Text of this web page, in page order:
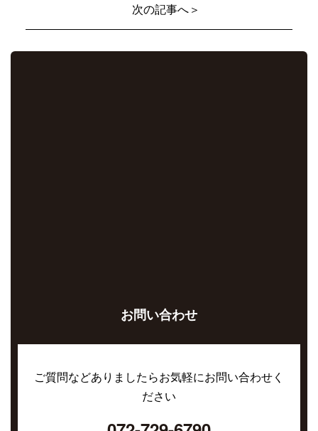
次の記事へ＞
お問い合わせ
ご質問などありましたらお気軽にお問い合わせく
ださい